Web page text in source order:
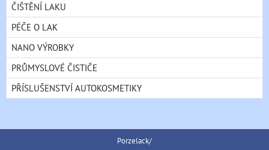
ČIŠTĚNÍ LAKU
PÉČE O LAK
NANO VÝROBKY
PRŮMYSLOVÉ ČISTIČE
PŘÍSLUŠENSTVÍ AUTOKOSMETIKY
Porzelack/